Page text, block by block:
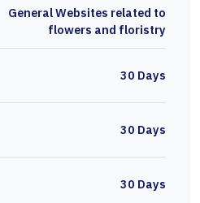
General Websites related to
flowers and floristry
30 Days
30 Days
30 Days